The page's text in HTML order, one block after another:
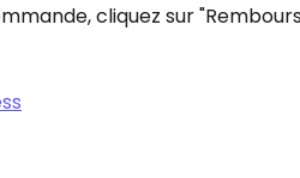
cliquez sur